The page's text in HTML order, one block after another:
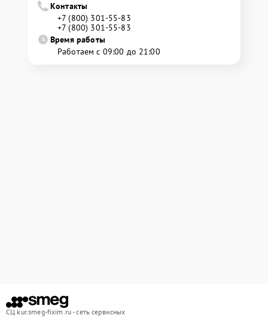
Контакты
+7 (800) 301-55-83
+7 (800) 301-55-83
Время работы
Работаем с 09:00 до 21:00
СЦ kur.smeg-fixim.ru - сеть сервисных